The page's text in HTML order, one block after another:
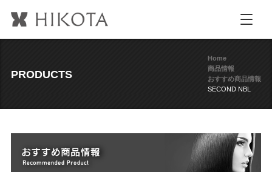
PRODUCTS
Home
商品情報
おすすめ商品情報
SECOND NBL